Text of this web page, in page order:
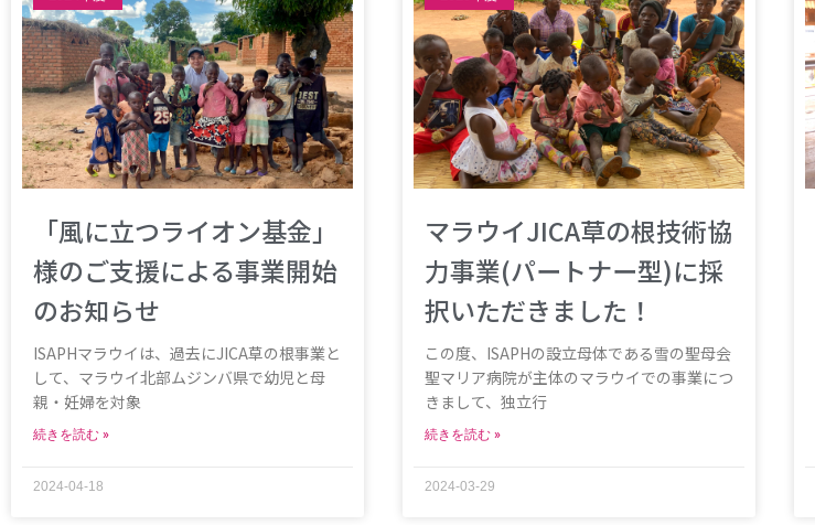
「風に立つライオン基金」
様のご支援による事業開始
のお知らせ
ISAPHマラウイは、過去にJICA草の根事業と
して、マラウイ北部ムジンバ県で幼児と母
親・妊婦を対象
続きを読む »
2024-04-18
マラウイJICA草の根技術協
力事業(パートナー型)に採
択いただきました！
この度、ISAPHの設立母体である雪の聖母会
聖マリア病院が主体のマラウイでの事業につ
きまして、独立行
続きを読む »
2024-03-29